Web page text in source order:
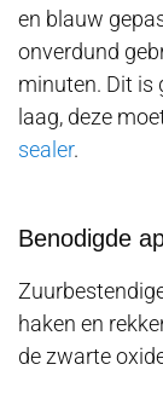
en blauw
onverdund
minuten. Dit is
laag, deze
sealer.
Benodigde
haken en
de zwarte